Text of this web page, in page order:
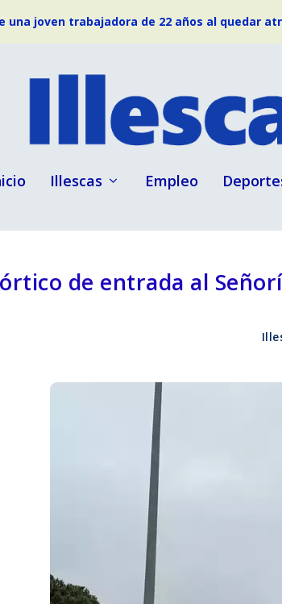
una joven trabajadora de 22 años al quedar
Illescas Empleo
de entrada al